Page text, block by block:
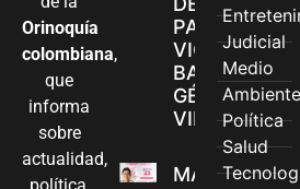
Orinoquía
colombiana,
que
informa
sobre
actualidad,
PARA
VIOLENCIAS
BASADAS EN
GÉNERO EN
MADRES
Judicial
Medio
Ambiente
Política
Salud